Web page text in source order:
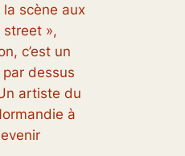
scène aux
street »,
c’est un
dessus
artiste du
à